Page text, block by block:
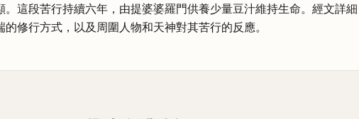
。這段苦行持續六年，由提婆婆羅門供養少量豆汁維持生命。經文詳細
修行方式，以及周圍人物和天神對其苦行的反應。